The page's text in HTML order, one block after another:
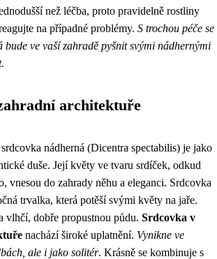
než léčba, proto pravidelně rostliny
na případné problémy. S trochou péče se
bude ve vaší zahradě pyšnit svými nádhernými
architektuře
nádherná (Dicentra spectabilis) je jako
duše. Její květy ve tvaru srdíček, odkud
vnesou do zahrady něhu a eleganci. Srdcovka
trvalka, která potěší svými květy na jaře.
vlhčí, dobře propustnou půdu. Srdcovka v
nachází široké uplatnění. Vynikne ve
ale i jako solitér. Krásně se kombinuje s